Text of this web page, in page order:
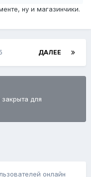
ну и магазинчики.
ДАЛЕЕ
для
онлайн